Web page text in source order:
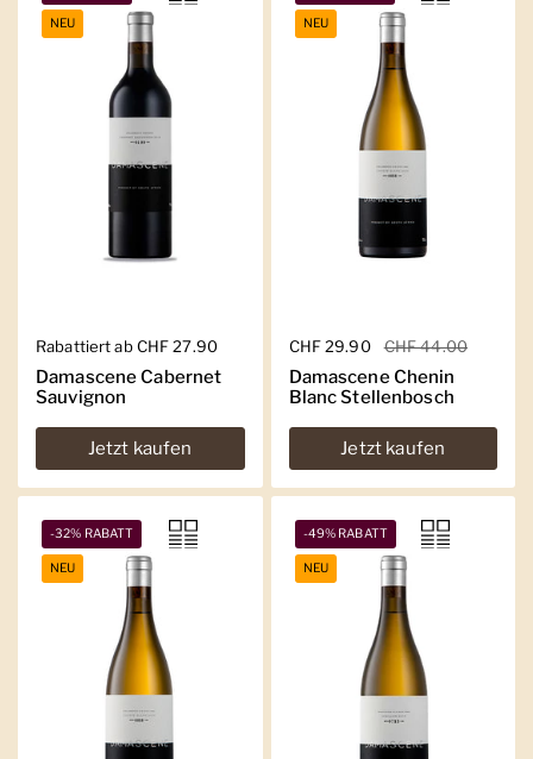
Regulärer Preis
Rabattiert ab CHF 27.90
Damascene Cabernet
Sauvignon
Jetzt kaufen
NEU
Regulärer Preis
CHF 29.90 Sale-Preis
CHF 44.00
Damascene Chenin
Blanc Stellenbosch
Jetzt kaufen
NEU
-32% RABATT
NEU
-49% RABATT
NEU